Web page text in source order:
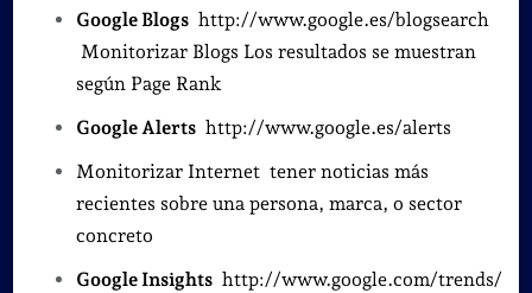
Google Blogshttp://www.google.es/blogsearch
Monitorizar Blogs Los resultados se muestran
según Page Rank
Google Alertshttp://www.google.es/alerts
Monitorizar Internet tener noticias más
recientes sobre una persona, marca, o sector
concreto
Google Insightshttp://www.google.com/trends/